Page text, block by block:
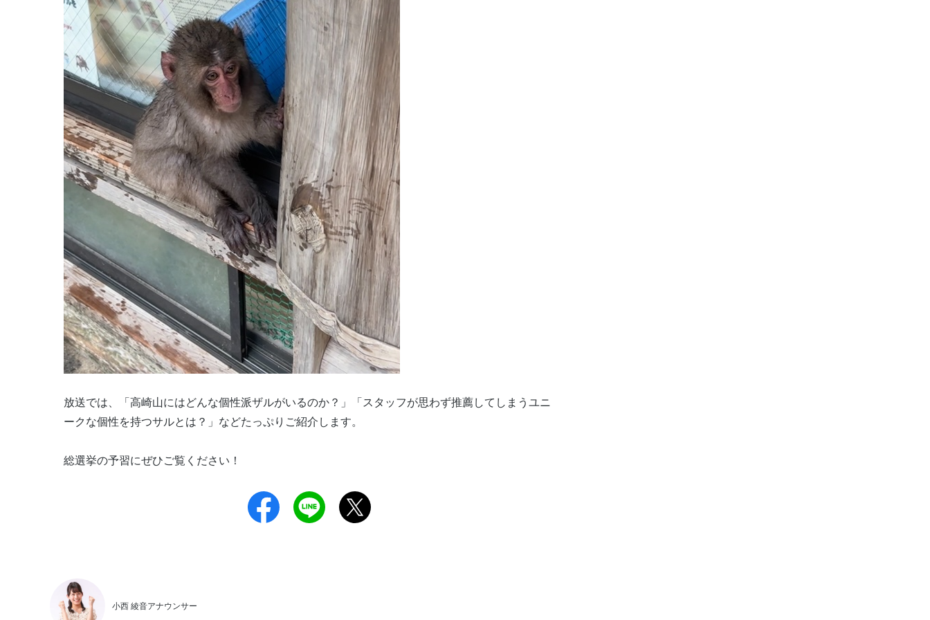
放送では、「高崎山にはどんな個性派ザルがいるのか？」「スタッフが思わず推薦してしまうユニ
ークな個性を持つサルとは？」などたっぷりご紹介します。
総選挙の予習にぜひご覧ください！
小西 綾音アナウンサー